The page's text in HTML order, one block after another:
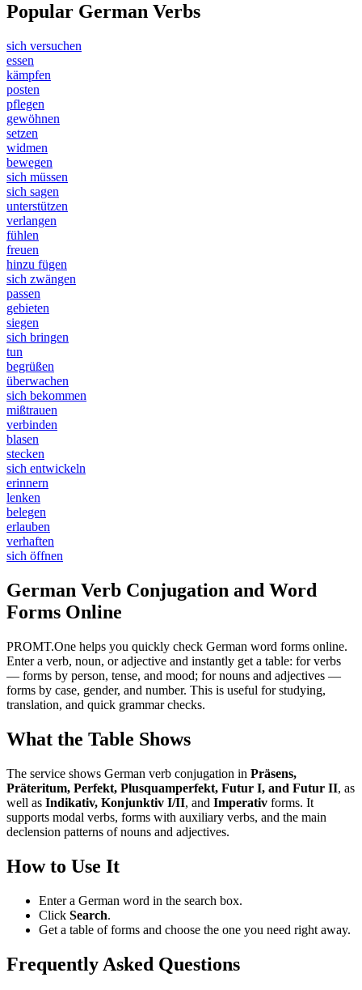
Popular German Verbs
sich versuchen
essen
kämpfen
posten
pflegen
gewöhnen
setzen
widmen
bewegen
sich müssen
sich sagen
unterstützen
verlangen
fühlen
freuen
hinzu fügen
sich zwängen
passen
gebieten
siegen
sich bringen
tun
begrüßen
überwachen
sich bekommen
mißtrauen
verbinden
blasen
stecken
sich entwickeln
erinnern
lenken
belegen
erlauben
verhaften
sich öffnen
German Verb Conjugation and Word
Forms Online
PROMT.One helps you quickly check German word forms online.
Enter a verb, noun, or adjective and instantly get a table: for verbs
— forms by person, tense, and mood; for nouns and adjectives —
forms by case, gender, and number. This is useful for studying,
translation, and quick grammar checks.
What the Table Shows
The service shows German verb conjugation in Präsens,
Präteritum, Perfekt, Plusquamperfekt, Futur I, and Futur II, as
well as Indikativ, Konjunktiv I/II, and Imperativ forms. It
supports modal verbs, forms with auxiliary verbs, and the main
declension patterns of nouns and adjectives.
How to Use It
Enter a German word in the search box.
Click Search.
Get a table of forms and choose the one you need right away.
Frequently Asked Questions